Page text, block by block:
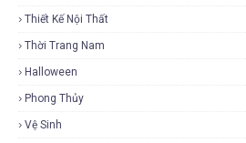
Thiết Kế Nội Thất
Thời Trang Nam
Halloween
Phong Thủy
Vệ Sinh